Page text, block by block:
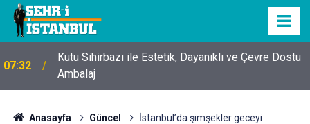
07:32
Kutu Sihirbazı ile Estetik, Dayanıklı ve Çevre Dostu
Ambalaj
Anasayfa Güncel
İstanbul’da şimşekler geceyi